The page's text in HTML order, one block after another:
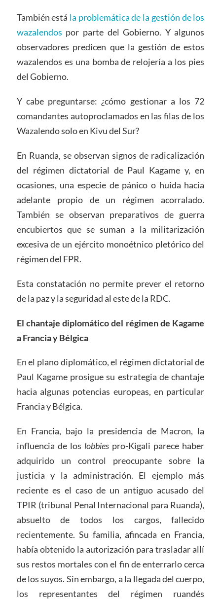
También está la problemática de la gestión de los
wazalendos por parte del Gobierno. Y algunos
observadores predicen que la gestión de estos
wazalendos es una bomba de relojería a los pies
del Gobierno.
Y cabe preguntarse: ¿cómo gestionar a los 72
comandantes autoproclamados en las filas de los
Wazalendo solo en Kivu del Sur?
En Ruanda, se observan signos de radicalización
del régimen dictatorial de Paul Kagame y, en
ocasiones, una especie de pánico o huida hacia
adelante propio de un régimen acorralado.
También se observan preparativos de guerra
encubiertos que se suman a la militarización
excesiva de un ejército monoétnico pletórico del
régimen del FPR.
Esta constatación no permite prever el retorno
de la paz y la seguridad al este de la RDC.
El chantaje diplomático del régimen de Kagame
a Francia y Bélgica
En el plano diplomático, el régimen dictatorial de
Paul Kagame prosigue su estrategia de chantaje
hacia algunas potencias europeas, en particular
Francia y Bélgica.
En Francia, bajo la presidencia de Macron, la
influencia de los lobbies pro-Kigali parece haber
adquirido un control preocupante sobre la
justicia y la administración. El ejemplo más
reciente es el caso de un antiguo acusado del
TPIR (tribunal Penal Internacional para Ruanda),
absuelto de todos los cargos, fallecido
recientemente. Su familia, afincada en Francia,
había obtenido la autorización para trasladar allí
sus restos mortales con el fin de enterrarlo cerca
de los suyos. Sin embargo, a la llegada del cuerpo,
los representantes del régimen ruandés